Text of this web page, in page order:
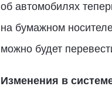
об автомобилях
на бумажном
можно будет
Изменения в